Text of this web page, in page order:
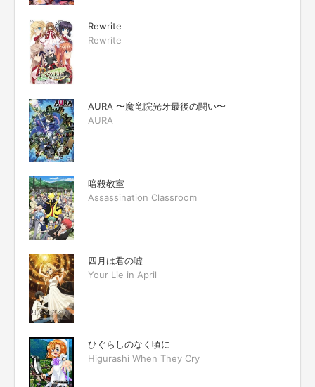
Rewrite
Rewrite
AURA 〜魔竜院光牙最後の闘い〜
AURA
暗殺教室
Assassination Classroom
四月は君の嘘
Your Lie in April
ひぐらしのなく頃に
Higurashi When They Cry